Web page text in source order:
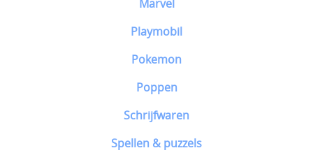
Marvel
Playmobil
Pokemon
Poppen
Schrijfwaren
Spellen & puzzels